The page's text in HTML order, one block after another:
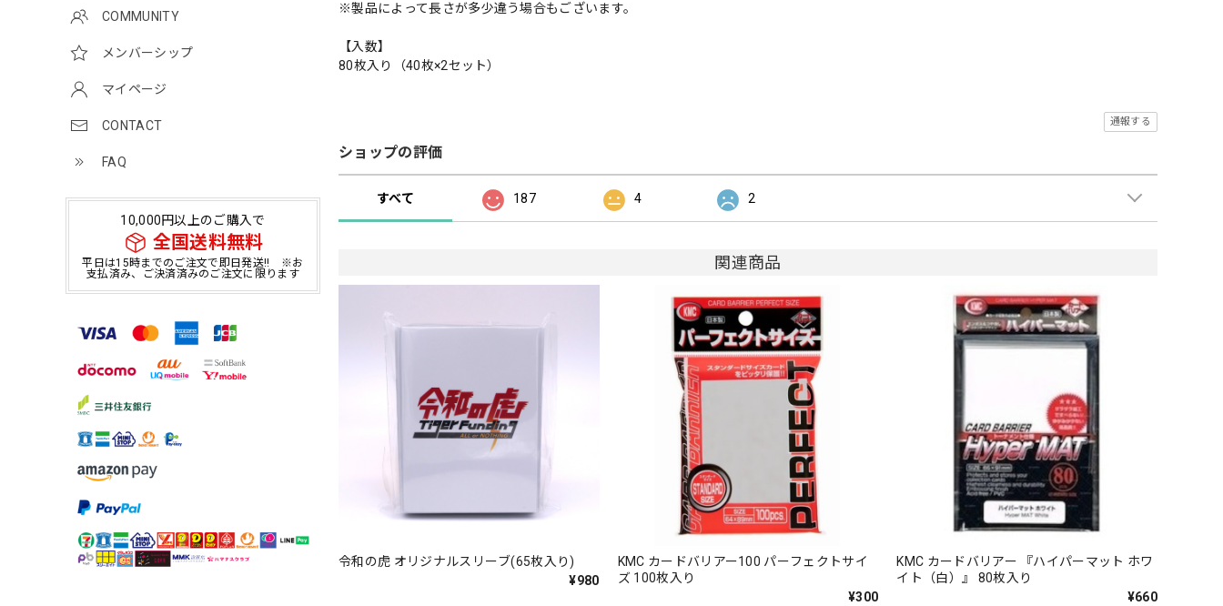
COMMUNITY
メンバーシップ
マイページ
CONTACT
FAQ
10,000円以上のご購入で
全国送料無料
平日は15時までのご注文で即日発送!! ※お
支払済み、ご決済済みのご注文に限ります
※製品によって長さが多少違う場合もございます。
【入数】
80枚入り（40枚×2セット）
通報する
ショップの評価
すべて 187 4 2
関連商品
令和の虎 オリジナルスリーブ(65枚入り)
¥980
KMC カードバリアー100 パーフェクトサイ
ズ 100枚入り
¥300
KMC カードバリアー 『ハイパーマット ホワ
イト（白）』 80枚入り
¥660